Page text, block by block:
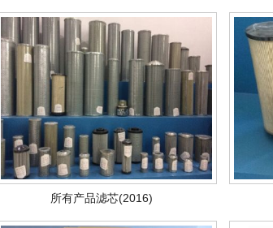
所有产品滤芯(2016)